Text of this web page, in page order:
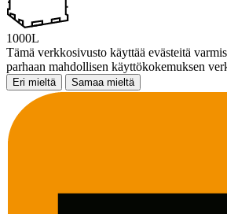
1000L
Tämä verkkosivusto käyttää evästeitä
parhaan mahdollisen käyttökokemuksen
Eri mieltä Samaa mieltä